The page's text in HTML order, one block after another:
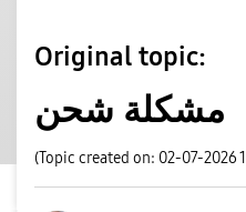
Original topic:
مشكلة شحن
(Topic created on: 02-07-2026